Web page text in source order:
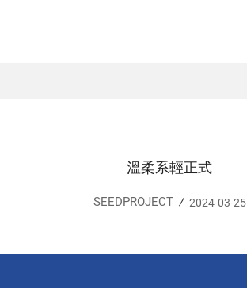
溫柔系輕正式
SEEDPROJECT 2024-03-25